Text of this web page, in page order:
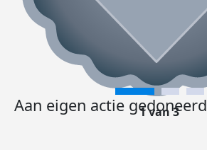
Aan eigen actie gedoneerd
1 van 3